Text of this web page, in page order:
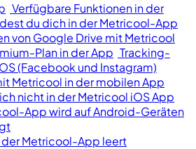
Verfügbare Funktionen in der
du dich in der Metricool-App
von Google Drive mit Metricool
Plan in der App Tracking-
(Facebook und Instagram)
Metricool in der mobilen App
nicht in der Metricool iOS App
App wird auf Android-Geräten
Metricool-App leert